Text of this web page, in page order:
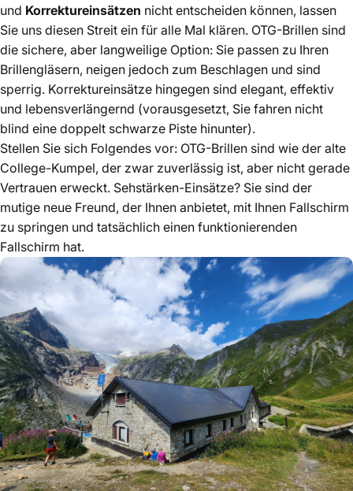
und Korrektureinsätzen nicht entscheiden können, lassen
Sie uns diesen Streit ein für alle Mal klären. OTG-Brillen sind
die sichere, aber langweilige Option: Sie passen zu Ihren
Brillengläsern, neigen jedoch zum Beschlagen und sind
sperrig. Korrektureinsätze hingegen sind elegant, effektiv
und lebensverlängernd (vorausgesetzt, Sie fahren nicht
blind eine doppelt schwarze Piste hinunter).
Stellen Sie sich Folgendes vor: OTG-Brillen sind wie der alte
College-Kumpel, der zwar zuverlässig ist, aber nicht gerade
Vertrauen erweckt. Sehstärken-Einsätze? Sie sind der
mutige neue Freund, der Ihnen anbietet, mit Ihnen Fallschirm
zu springen und tatsächlich einen funktionierenden
Fallschirm hat.